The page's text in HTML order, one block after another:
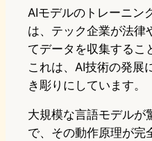
AIモデルのトレーニン
は、テック企業が法律
てデータを収集するこ
これは、AI技術の発展
き彫りにしています。
大規模な言語モデルが
で、その動作原理が完